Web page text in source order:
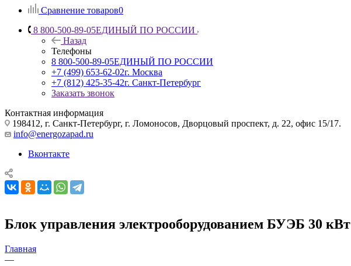
Сравнение товаров0
8 800-500-89-05ЕДИНЫЙ ПО РОССИИ
Назад
Телефоны
8 800-500-89-05ЕДИНЫЙ ПО РОССИИ
+7 (499) 653-62-02г. Москва
+7 (812) 425-35-42г. Санкт-Петербург
Заказать звонок
Контактная информация
198412, г. Санкт-Петербург, г. Ломоносов, Дворцовый проспект, д. 22, офис 15/17.
info@energozapad.ru
Вконтакте
Блок управления электрооборудованием БУЭБ 30 кВт
Главная
—